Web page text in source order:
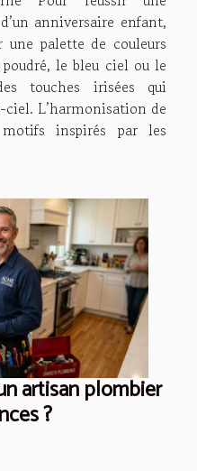
anniversaire enfant,
palette de couleurs
le bleu ciel ou le
touches irisées qui
L’harmonisation de
inspirés par les
artisan plombier
?